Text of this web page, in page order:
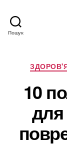
Пошук
10
для